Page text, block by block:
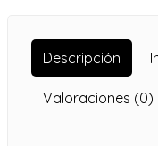
Descripción
Valoraciones (0)